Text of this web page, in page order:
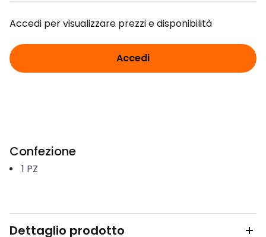
Accedi per visualizzare prezzi e disponibilità
Accedi
Confezione
1 PZ
Dettaglio prodotto